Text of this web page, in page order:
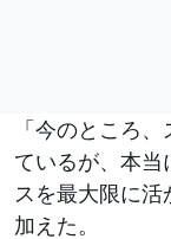
「今のところ
ているが、本当
スを最大限に
加えた。